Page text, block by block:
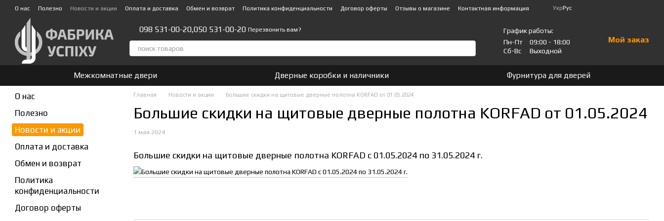
Перейти к основному контенту
О нас Полезно Новости и акции Оплата и доставка Обмен и возврат Политика конфиденциальности Договор оферты Отзывы о магазине
Контактная информация
Стать партнером!👍
УкрРус
098 531-00-20,050 531-00-20 Перезвонить вам?
График работы:
Пн-Пт
09:00 - 18:00
Сб-Вс
Выходной
Мой заказ
Межкомнатные двери Дверные коробки и наличники Фурнитура для дверей
Главная Новости и акции Большие скидки на щитовые дверные полотна KORFAD от 01.05.2024
Большие скидки на щитовые дверные полотна KORFAD от 01.05.2024
1 мая 2024
Большие скидки на щитовые дверные полотна KORFAD с 01.05.2024 по 31.05.2024 г.
О нас
Полезно
Новости и акции
Оплата и доставка
Обмен и возврат
Политика
конфиденциальности
Договор оферты